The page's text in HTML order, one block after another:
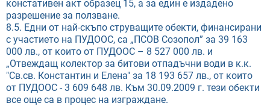
констативен акт образец 15, а за един е издадено
разрешение за ползване.
8.5. Едни от най-скъпо струващите обекти, финансирани
с участието на ПУДООС, са „ПСОВ Созопол” за 39 163
000 лв., от които от ПУДООС – 8 527 000 лв. и
„Отвеждащ колектор за битови отпадъчни води в к.к.
"Св.св. Константин и Елена" за 18 193 657 лв., от които
от ПУДООС - 3 609 648 лв. Към 30.09.2009 г. тези обекти
все още са в процес на изграждане.